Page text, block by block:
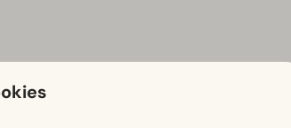
in Margraten is een van de meest